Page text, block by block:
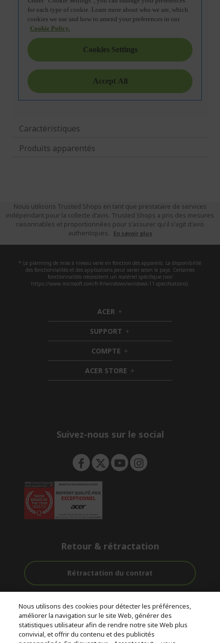
Caractéristiques
Produits apparentés
Nous utilisons Trusted Shops en tant que prestataire de services
indépendant pour la collecte d'avis. Trusted Shops a pris des mesures
raisonnables et proportionnées pour s'assurer qu'il s'agit d'avis
authentiques.
En savoir plus
* Le planning de mise à niveau varie en fonction des appareils. La disponibilité
des fonctionnalités et des applications peut varier selon le pays. Certaines
fonctionnalités nécessitent un matériel spécifique (voir
https://www.microsoft.com/fr-fr/windows/windows-11-specifications).
ACER h
i
d
d
e
n
SUPPORT h
i
d
d
e
n
COMPTE h
i
d
d
ACER STORE h
i
Suivez-nous sur le social
Retour & rétractation
Rétractation du contrat
Livraison
Gratuite
avant et après-
vente
Paiement
Sécurisé
© 2026 Acer Inc.
Nous utilisons des cookies pour détecter les préférences,
améliorer la navigation sur le site Web, générer des
statistiques utilisateur afin de rendre notre site Web plus
convivial, et offrir du contenu et des publicités